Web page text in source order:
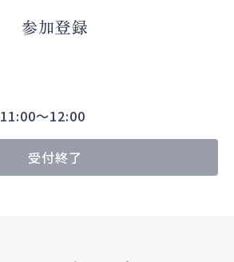
参加登録
〜12:00
受付終了